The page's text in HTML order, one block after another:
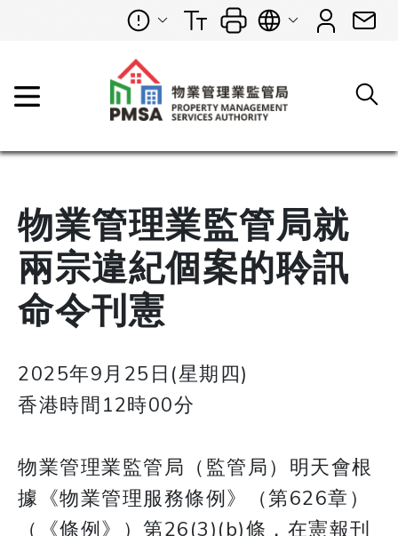
物業管理業監管局就
兩宗違紀個案的聆訊
命令刊憲
2025年9月25日(星期四)
香港時間12時00分
物業管理業監管局（監管局）明天會根
據《物業管理服務條例》（第626章）
（《條例》）第26(3)(b)條，在憲報刊